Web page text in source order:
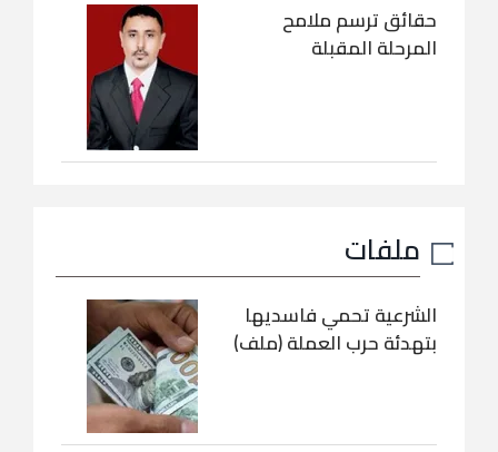
حقائق ترسم ملامح
المرحلة المقبلة
ملفات
الشرعية تحمي فاسديها
بتهدئة حرب العملة (ملف)